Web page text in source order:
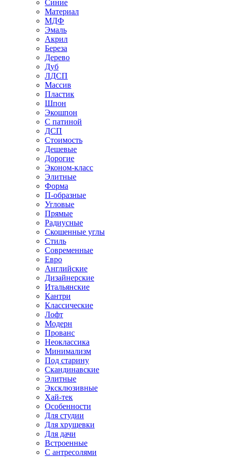
Синие
Материал
МДФ
Эмаль
Акрил
Береза
Дерево
Дуб
ЛДСП
Массив
Пластик
Шпон
Экошпон
С патиной
ДСП
Стоимость
Дешевые
Дорогие
Эконом-класс
Элитные
Форма
П-образные
Угловые
Прямые
Радиусные
Скошенные углы
Стиль
Современные
Евро
Английские
Дизайнерские
Итальянские
Кантри
Классические
Лофт
Модерн
Прованс
Неоклассика
Минимализм
Под старину
Скандинавские
Элитные
Эксклюзивные
Хай-тек
Особенности
Для студии
Для хрущевки
Для дачи
Встроенные
С антресолями